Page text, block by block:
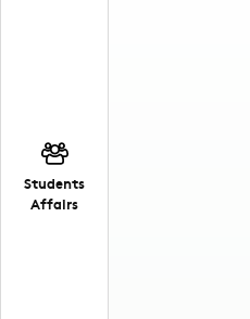
Students
Affairs